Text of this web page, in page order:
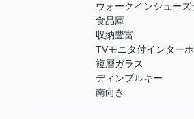
ウォークインシューズ
食品庫
収納豊富
TVモニタ付インター
複層ガラス
ディンプルキー
南向き